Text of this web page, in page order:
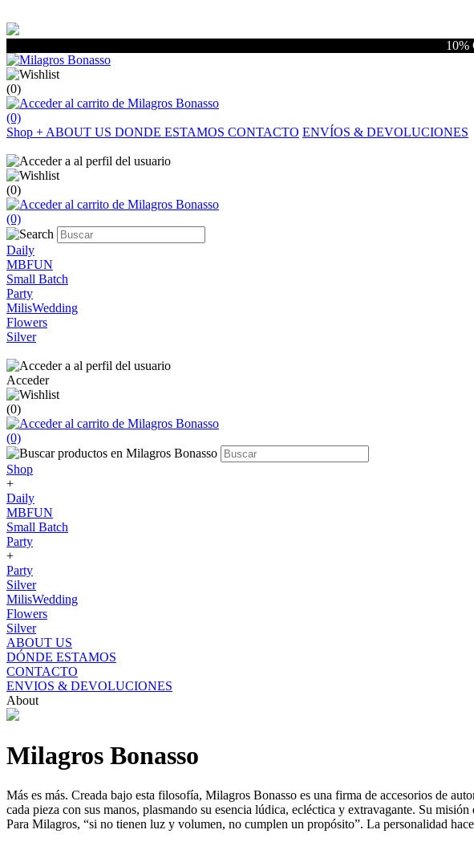
(0)
(0)
Shop + ABOUT US DONDE ESTAMOS CONTACTO ENVÍOS & DEVOLUCIONES
(0)
(0)
Daily
MBFUN
Small Batch
Party
MilisWedding
Flowers
Silver
Acceder
(0)
(0)
Shop
+
Daily
MBFUN
Small Batch
Party
+
Party
Silver
MilisWedding
Flowers
Silver
ABOUT US
DÓNDE ESTAMOS
CONTACTO
ENVIOS & DEVOLUCIONES
About
Milagros Bonasso
Más es más. Creada bajo esta filosofía, Milagros Bonasso es una firma de accesorios de
cada pieza con sus manos, plasmando su esencia lúdica, ecléctica y extravagante. Su
Para Milagros, “si no tienen luz y volumen, no cumplen un propósito”. La personalidad